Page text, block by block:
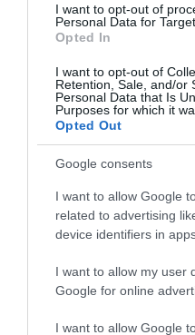
I want to opt-out of
Personal Data for
Opted In
I want to opt-out of
Retention, Sale, and/or
Personal Data that Is
Purposes for which it
Opted Out
Google consents
I want to allow Google
related to advertising
device identifiers in
I want to allow my user
Google for online
I want to allow Google